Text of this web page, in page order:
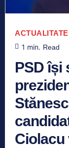
ACTUALITATE
1 min. Read
PSD își
Ciolacu